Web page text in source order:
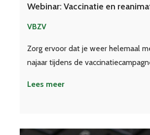
Webinar: Vaccinatie en
VBZV
Zorg ervoor dat je weer helemaal
najaar tijdens de
Lees meer